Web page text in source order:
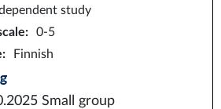
study
:
0-5
: Finnish
Small group